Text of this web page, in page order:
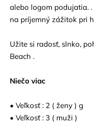
alebo logom podujatia.
na príjemný zážitok pri
Užite si radosť, slnko,
Beach .
Niečo viac
• Veľkosť : 2 ( ženy ) g
• Veľkosť : 3 ( muži )